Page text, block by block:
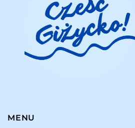
MENU